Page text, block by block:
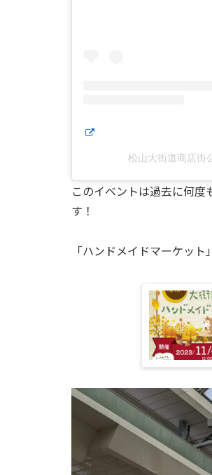
松山大街道商店街
このイベントは過去に何
す！
「ハンドメイドマーケッ